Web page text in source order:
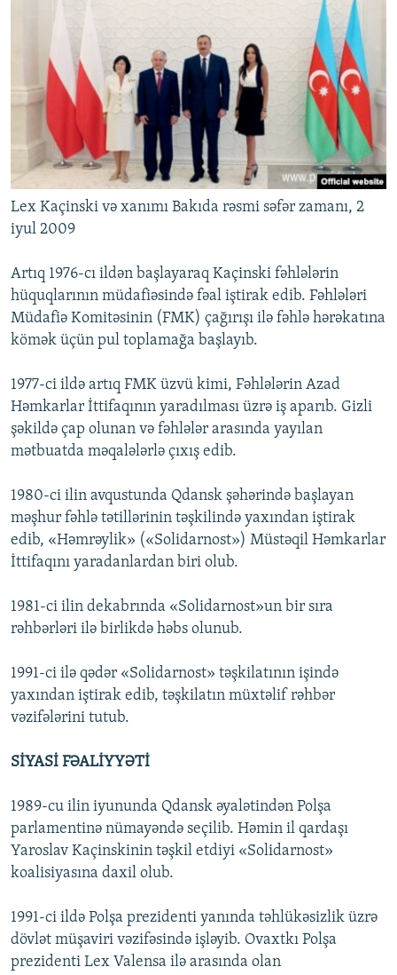
Lex Kaçinski və xanımı Bakıda rəsmi səfər zamanı, 2
iyul 2009
Artıq 1976-cı ildən başlayaraq Kaçinski fəhlələrin
hüquqlarının müdafiəsində fəal iştirak edib. Fəhlələri
Müdafiə Komitəsinin (FMK) çağırışı ilə fəhlə hərəkatına
kömək üçün pul toplamağa başlayıb.
1977-ci ildə artıq FMK üzvü kimi, Fəhlələrin Azad
Həmkarlar İttifaqının yaradılması üzrə iş aparıb. Gizli
şəkildə çap olunan və fəhlələr arasında yayılan
mətbuatda məqalələrlə çıxış edib.
1980-ci ilin avqustunda Qdansk şəhərində başlayan
məşhur fəhlə tətillərinin təşkilində yaxından iştirak
edib, «Həmrəylik» («Solidarnost») Müstəqil Həmkarlar
İttifaqını yaradanlardan biri olub.
1981-ci ilin dekabrında «Solidarnost»un bir sıra
rəhbərləri ilə birlikdə həbs olunub.
1991-ci ilə qədər «Solidarnost» təşkilatının işində
yaxından iştirak edib, təşkilatın müxtəlif rəhbər
vəzifələrini tutub.
SİYASİ FƏALİYYƏTİ
1989-cu ilin iyununda Qdansk əyalətindən Polşa
parlamentinə nümayəndə seçilib. Həmin il qardaşı
Yaroslav Kaçinskinin təşkil etdiyi «Solidarnost»
koalisiyasına daxil olub.
1991-ci ildə Polşa prezidenti yanında təhlükəsizlik üzrə
dövlət müşaviri vəzifəsində işləyib. Ovaxtkı Polşa
prezidenti Lex Valensa ilə arasında olan